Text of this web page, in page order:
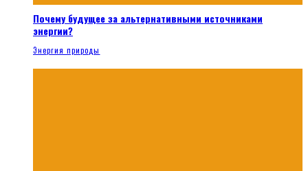
Почему будущее за альтернативными источниками
энергии?
Энергия природы